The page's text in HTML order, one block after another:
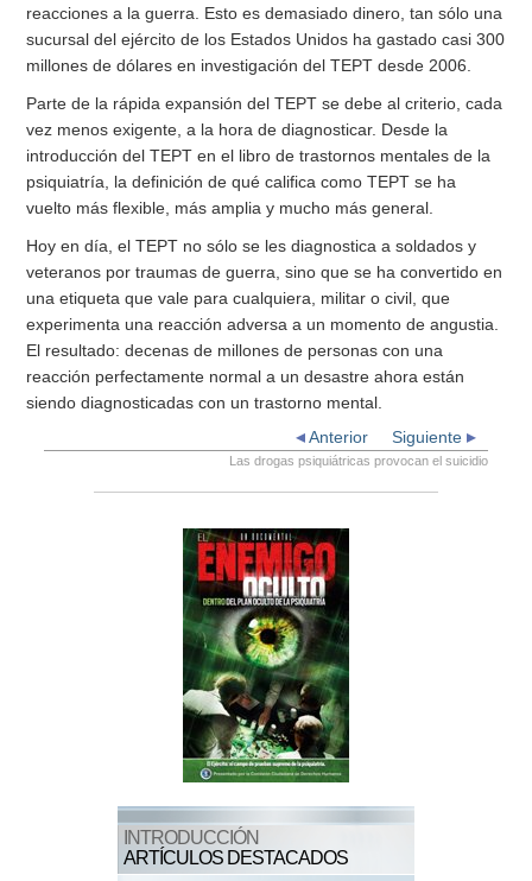
reacciones a la guerra. Esto es demasiado dinero, tan sólo una
sucursal del ejército de los Estados Unidos ha gastado casi 300
millones de dólares en investigación del TEPT desde 2006.
Parte de la rápida expansión del TEPT se debe al criterio, cada
vez menos exigente, a la hora de diagnosticar. Desde la
introducción del TEPT en el libro de trastornos mentales de la
psiquiatría, la definición de qué califica como TEPT se ha
vuelto más flexible, más amplia y mucho más general.
Hoy en día, el TEPT no sólo se les diagnostica a soldados y
veteranos por traumas de guerra, sino que se ha convertido en
una etiqueta que vale para cualquiera, militar o civil, que
experimenta una reacción adversa a un momento de angustia.
El resultado: decenas de millones de personas con una
reacción perfectamente normal a un desastre ahora están
siendo diagnosticadas con un trastorno mental.
Siguiente
Anterior
Las drogas psiquiátricas provocan el suicidio
INTRODUCCIÓN
ARTÍCULOS DESTACADOS